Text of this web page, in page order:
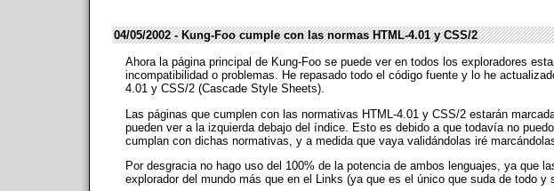
04/05/2002 - Kung-Foo cumple con las normas HTML-4.01 y CSS/2
Ahora la página principal de Kung-Foo se puede ver en todos los exploradores
incompatibilidad o problemas. He repasado todo el código fuente y lo he
4.01 y CSS/2 (Cascade Style Sheets).
Las páginas que cumplen con las normativas HTML-4.01 y CSS/2 estarán
pueden ver a la izquierda debajo del índice. Esto es debido a que todavía no
cumplan con dichas normativas, y a medida que vaya validándolas iré
Por desgracia no hago uso del 100% de la potencia de ambos lenguajes, ya que
explorador del mundo más que en el Links (ya que es el único que suda de todo y